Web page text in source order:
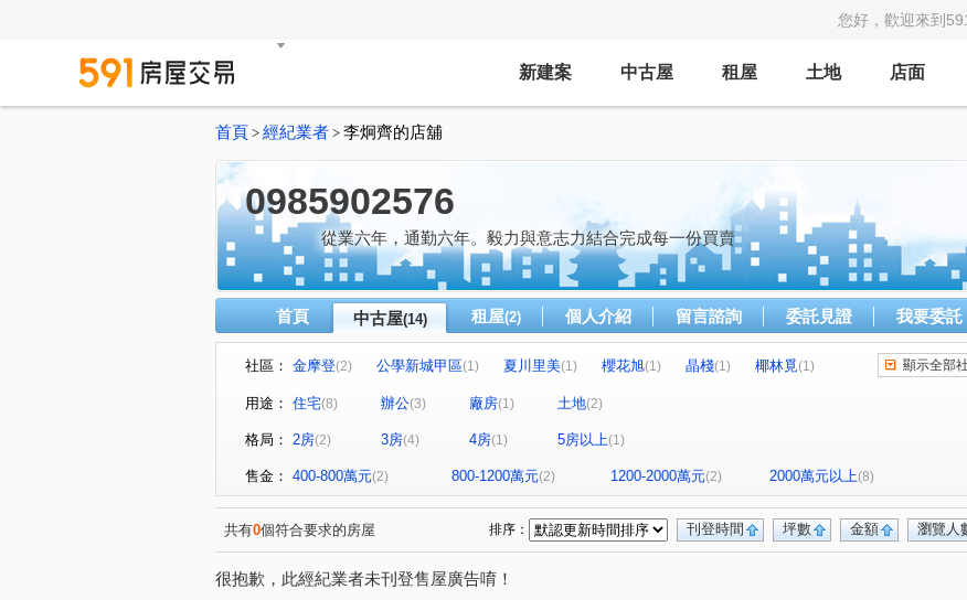
您好，歡迎來到
新建案 中古屋 租屋 土地 店面
首頁 > 經紀業者 > 李炯齊的店舖
0985902576
從業六年，通勤六年。毅力與意志力結合完成每一份買賣
首頁 中古屋(14) 租屋(2) 個人介紹 留言諮詢 委託見證 我要委託
社區： 金摩登(2) 公學新城甲區(1) 夏川里美(1) 櫻花旭(1) 晶棧(1) 椰林覓(1)
名發 天琚 星都匯 移動方城 一森峰
興隆路三段 博愛街 旭光一路 (1) 中華路一段
顯示全部
用途： 住宅(8) 辦公(3) 廠房(1) 土地(2)
格局： 2房(2) 3房(4) 4房(1) 5房以上(1)
售金： 400-800萬元(2) 800-1200萬元(2) 1200-2000萬元(2) 2000萬元以上(8)
共有0個符合要求的房屋 瀏覽人
金額
坪數
刊登時間
排序：
很抱歉，此經紀業者未刊登售屋廣告唷！